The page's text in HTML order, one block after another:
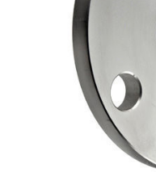
Седелки
Трубы ПНД